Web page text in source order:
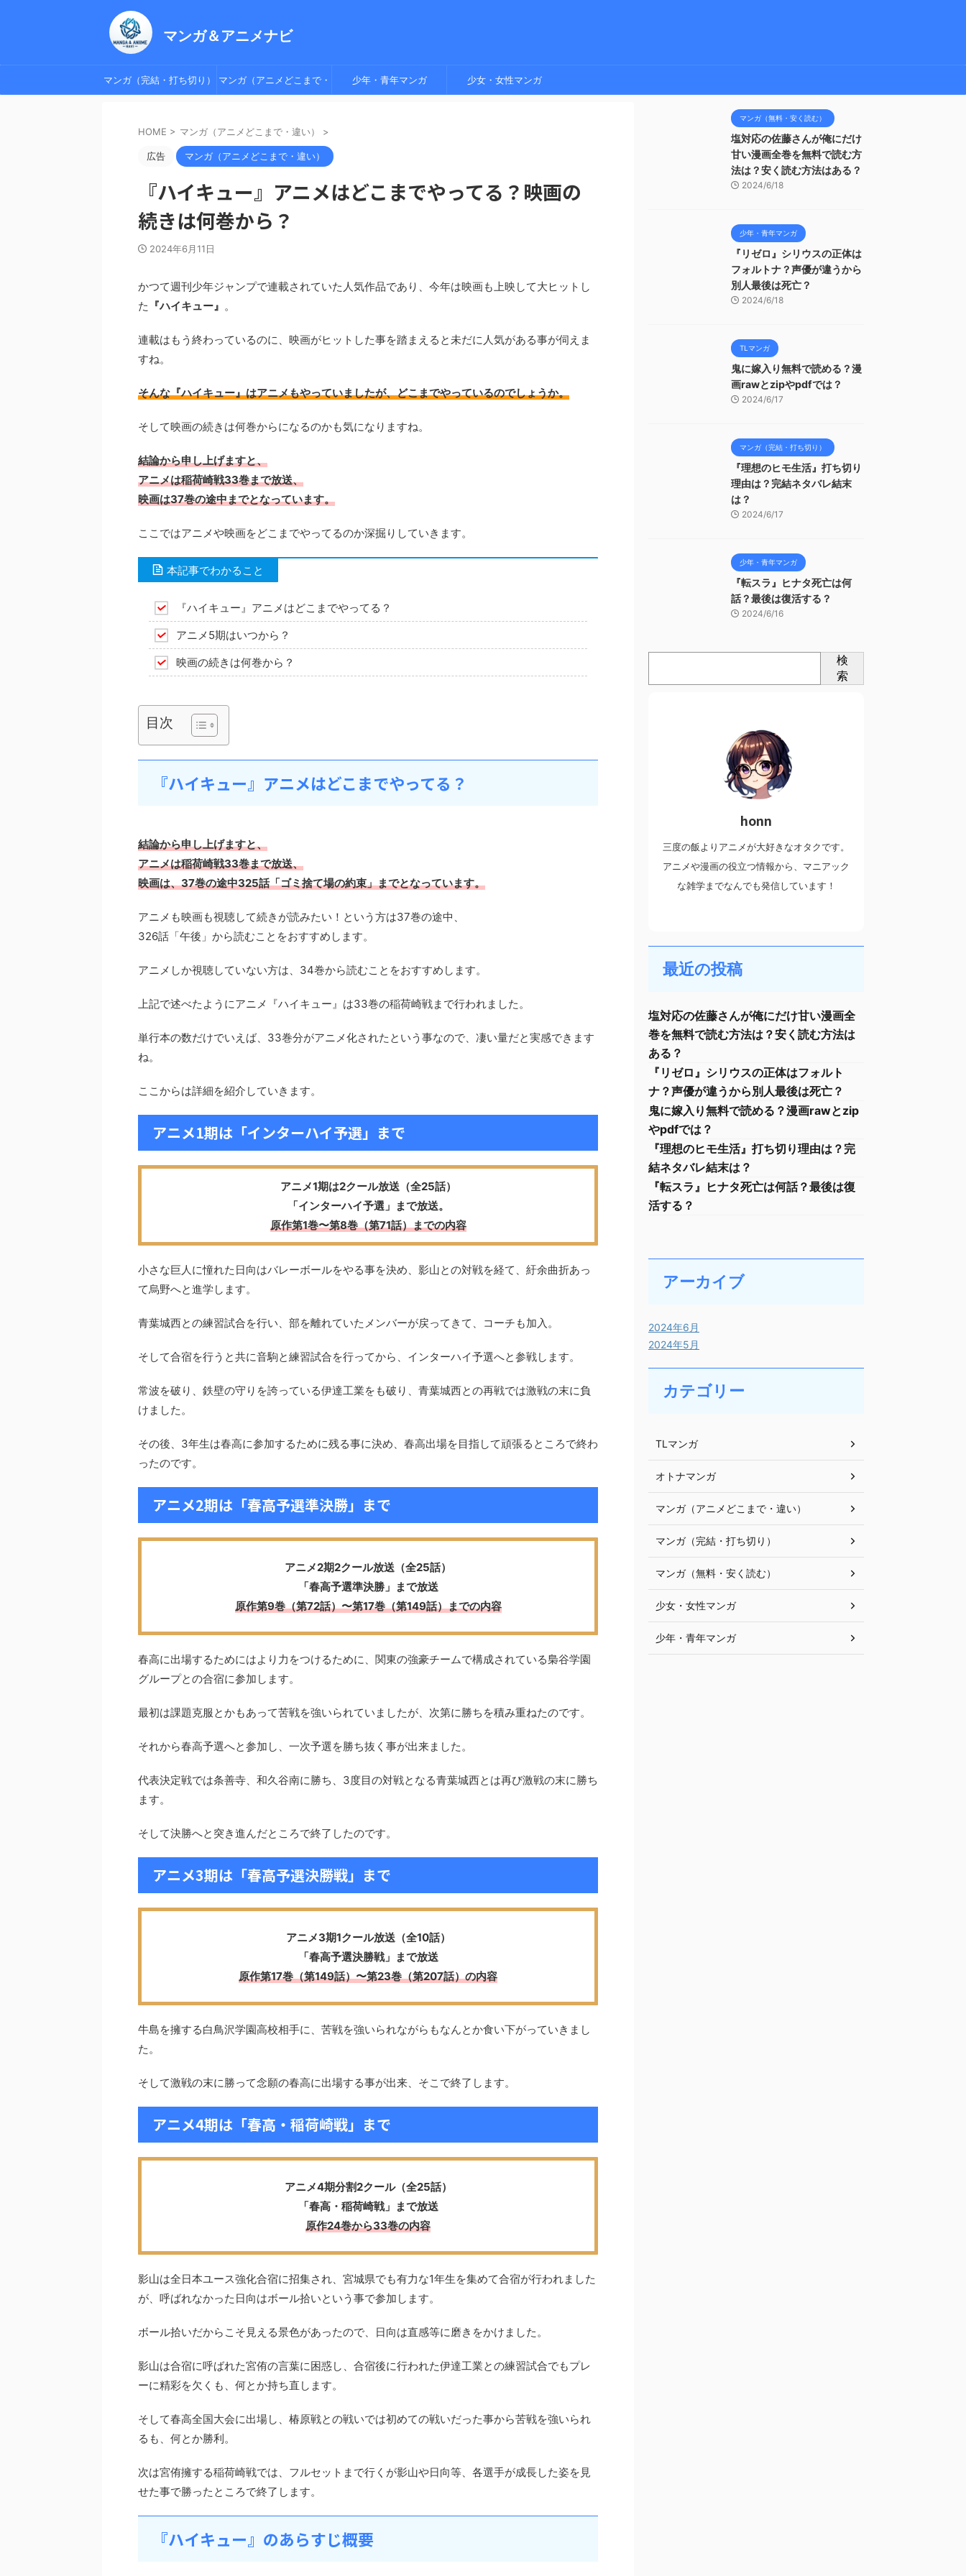
マンガ＆アニメナビ
マンガ（完結・打ち切り） マンガ（アニメどこまで・ 少年・青年マンガ 少女・女性マンガ
HOME > マンガ（アニメどこまで・違い） >
広告 マンガ（アニメどこまで・違い）
『ハイキュー』アニメはどこまでやってる？映画の
続きは何巻から？
2024年6月11日
かつて週刊少年ジャンプで連載されていた人気作品であり、今年は映画も上映して大ヒットし
た 『ハイキュー』 。
連載はもう終わっているのに、映画がヒットした事を踏まえると未だに人気がある事が伺えま
すね。
そんな『ハイキュー』はアニメもやっていましたが、どこまでやっているのでしょうか。
そして映画の続きは何巻からになるのかも気になりますね。
結論から申し上げますと、
アニメは稲荷崎戦33巻まで放送、
映画は37巻の途中までとなっています。
ここではアニメや映画をどこまでやってるのか深掘りしていきます。
本記事でわかること
『ハイキュー』アニメはどこまでやってる？
アニメ5期はいつから？
映画の続きは何巻から？
目次
『ハイキュー』アニメはどこまでやってる？
結論から申し上げますと、
アニメは稲荷崎戦33巻まで放送、
映画は、37巻の途中325話「ゴミ捨て場の約束」までとなっています。
アニメも映画も視聴して続きが読みたい！という方は37巻の途中、
326話「午後」から読むことをおすすめします。
アニメしか視聴していない方は、34巻から読むことをおすすめします。
上記で述べたようにアニメ『ハイキュー』は33巻の稲荷崎戦まで行われました。
単行本の数だけでいえば、33巻分がアニメ化されたという事なので、凄い量だと実感できます
ね。
ここからは詳細を紹介していきます。
アニメ1期は「インターハイ予選」まで
アニメ1期は2クール放送（全25話）
「インターハイ予選」まで放送。
原作第1巻〜第8巻（第71話）までの内容
小さな巨人に憧れた日向はバレーボールをやる事を決め、影山との対戦を経て、紆余曲折あっ
て烏野へと進学します。
青葉城西との練習試合を行い、部を離れていたメンバーが戻ってきて、コーチも加入。
そして合宿を行うと共に音駒と練習試合を行ってから、インターハイ予選へと参戦します。
常波を破り、鉄壁の守りを誇っている伊達工業をも破り、青葉城西との再戦では激戦の末に負
けました。
その後、3年生は春高に参加するために残る事に決め、春高出場を目指して頑張るところで終わ
ったのです。
アニメ2期は「春高予選準決勝」まで
アニメ2期2クール放送（全25話）
「春高予選準決勝」まで放送
原作第9巻（第72話）〜第17巻（第149話）までの内容
春高に出場するためにはより力をつけるために、関東の強豪チームで構成されている梟谷学園
グループとの合宿に参加します。
最初は課題克服とかもあって苦戦を強いられていましたが、次第に勝ちを積み重ねたのです。
それから春高予選へと参加し、一次予選を勝ち抜く事が出来ました。
代表決定戦では条善寺、和久谷南に勝ち、3度目の対戦となる青葉城西とは再び激戦の末に勝ち
ます。
そして決勝へと突き進んだところで終了したのです。
アニメ3期は「春高予選決勝戦」まで
アニメ3期1クール放送（全10話）
「春高予選決勝戦」まで放送
原作第17巻（第149話）〜第23巻（第207話）の内容
牛島を擁する白鳥沢学園高校相手に、苦戦を強いられながらもなんとか食い下がっていきまし
た。
そして激戦の末に勝って念願の春高に出場する事が出来、そこで終了します。
アニメ4期は「春高・稲荷崎戦」まで
アニメ4期分割2クール（全25話）
「春高・稲荷崎戦」まで放送
原作24巻から33巻の内容
影山は全日本ユース強化合宿に招集され、宮城県でも有力な1年生を集めて合宿が行われました
が、呼ばれなかった日向はボール拾いという事で参加します。
ボール拾いだからこそ見える景色があったので、日向は直感等に磨きをかけました。
影山は合宿に呼ばれた宮侑の言葉に困惑し、合宿後に行われた伊達工業との練習試合でもプレ
ーに精彩を欠くも、何とか持ち直します。
そして春高全国大会に出場し、椿原戦との戦いでは初めての戦いだった事から苦戦を強いられ
るも、何とか勝利。
次は宮侑擁する稲荷崎戦では、フルセットまで行くが影山や日向等、各選手が成長した姿を見
せた事で勝ったところで終了します。
『ハイキュー』のあらすじ概要
マンガ（無料・安く読む）
塩対応の佐藤さんが俺にだけ
甘い漫画全巻を無料で読む方
法は？安く読む方法はある？
2024/6/18
少年・青年マンガ
『リゼロ』シリウスの正体は
フォルトナ？声優が違うから
別人最後は死亡？
2024/6/18
TLマンガ
鬼に嫁入り無料で読める？漫
画rawとzipやpdfでは？
2024/6/17
マンガ（完結・打ち切り）
『理想のヒモ生活』打ち切り
理由は？完結ネタバレ結末
は？
2024/6/17
少年・青年マンガ
『転スラ』ヒナタ死亡は何
話？最後は復活する？
2024/6/16
検
索
honn
三度の飯よりアニメが大好きなオタクです。
アニメや漫画の役立つ情報から、マニアック
な雑学までなんでも発信しています！
最近の投稿
塩対応の佐藤さんが俺にだけ甘い漫画全
巻を無料で読む方法は？安く読む方法は
ある？
『リゼロ』シリウスの正体はフォルト
ナ？声優が違うから別人最後は死亡？
鬼に嫁入り無料で読める？漫画rawとzip
やpdfでは？
『理想のヒモ生活』打ち切り理由は？完
結ネタバレ結末は？
『転スラ』ヒナタ死亡は何話？最後は復
活する？
アーカイブ
2024年6月
2024年5月
カテゴリー
TLマンガ
オトナマンガ
マンガ（アニメどこまで・違い）
マンガ（完結・打ち切り）
マンガ（無料・安く読む）
少女・女性マンガ
少年・青年マンガ